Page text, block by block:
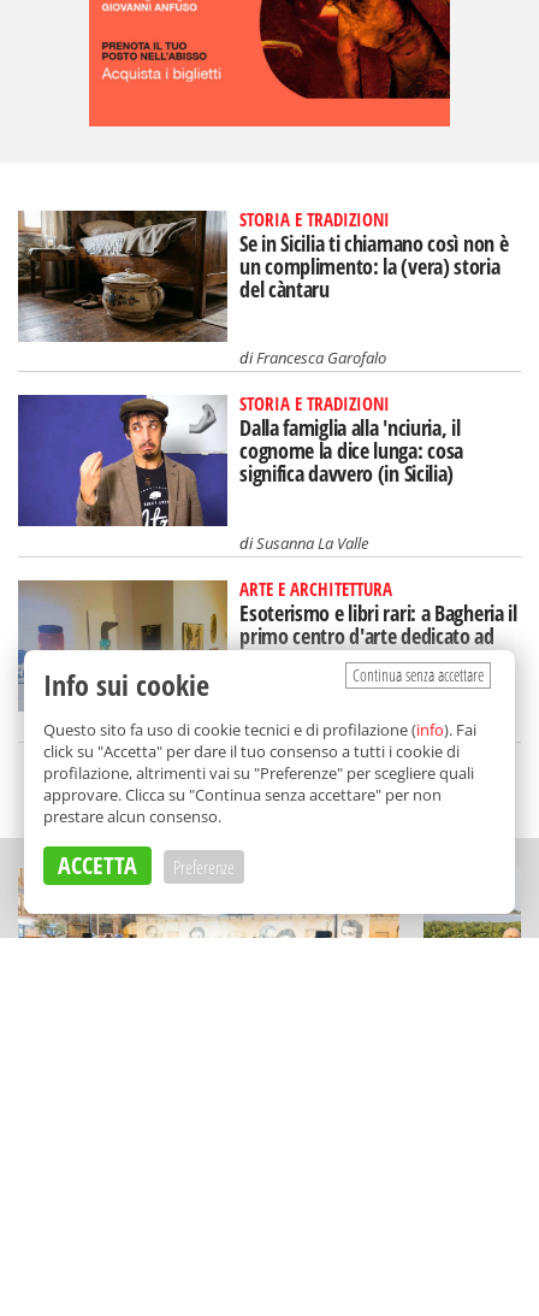
STORIA E TRADIZIONI
Se in Sicilia ti chiamano così non è
un complimento: la (vera) storia
del càntaru
diFrancesca Garofalo
STORIA E TRADIZIONI
Dalla famiglia alla 'nciuria, il
cognome la dice lunga: cosa
significa davvero (in Sicilia)
diSusanna La Valle
ARTE E ARCHITETTURA
Esoterismo e libri rari: a Bagheria il
primo centro d'arte dedicato ad
Aleister Crowley
diRedazione
SCELTO DA BALARM
Continua senza accettare
Info sui cookie
Questo sito fa uso di cookie tecnici e di profilazione (info). Fai
click su "Accetta" per dare il tuo consenso a tutti i cookie di
profilazione, altrimenti vai su "Preferenze" per scegliere quali
approvare. Clicca su "Continua senza accettare" per non
prestare alcun consenso.
ACCETTA Preferenze